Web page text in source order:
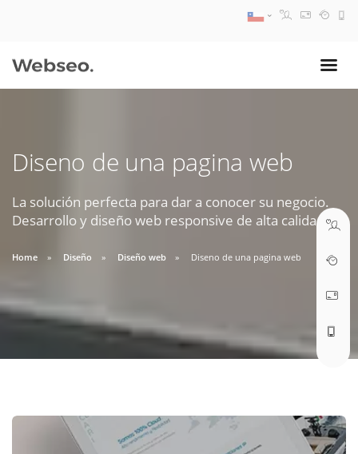
Diseno de una pagina web
La solución perfecta para dar a conocer su negocio.
Desarrollo y diseño web responsive de alta calidad.
Home Diseño Diseño web Diseno de una pagina web
09:30 AM A 18:30 PM
soporte@webseo.cl